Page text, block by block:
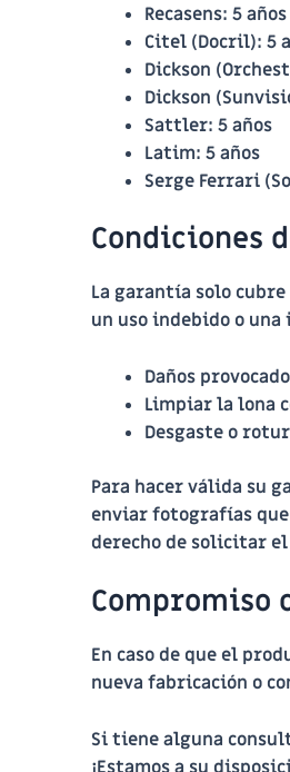
Recasens: 5 años
Citel (Docril): 5
Dickson
Dickson
Sattler: 5 años
Latim: 5 años
Serge Ferrari
Condiciones
La garantía solo
un uso indebido o
Daños
Limpiar la lona
Desgaste o
Para hacer válida su
enviar fotografías
derecho de solicitar
Compromiso
En caso de que el
nueva fabricación o
Si tiene alguna